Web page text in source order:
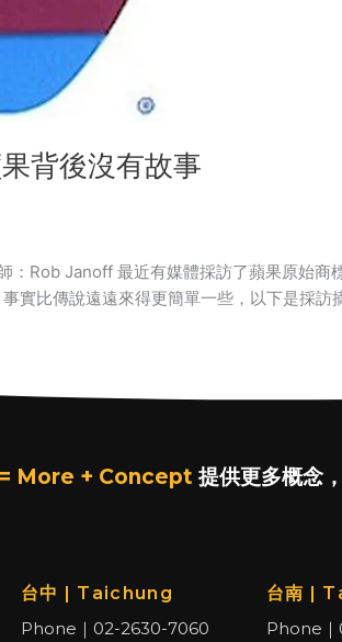
背後沒有故事
：Rob Janoff 最近有媒體採訪了蘋果原始
實比傳說遠遠來得更簡單一些，以下是採訪
More + Concept 提供更多概念
台中 | Taichung
Phone｜02-2630-7060
台南 |
Phone